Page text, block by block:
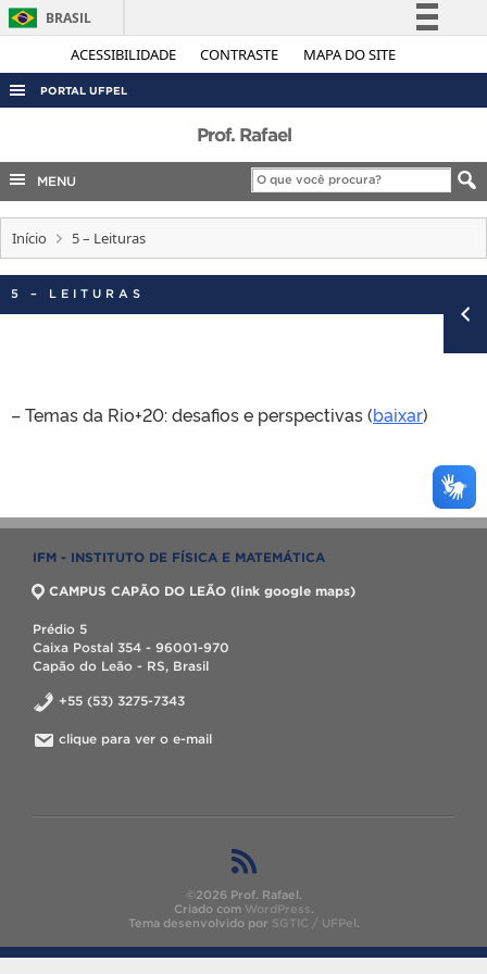
ACESSIBILIDADE CONTRASTE MAPA DO SITE
BRASIL
Simplifique!
Legislação
Canais
PORTAL UFPEL
AUDITORIA
COBALTO
CONCURSOS
EDITAIS
INTERNACIONAL
TELEFONES
Prof. Rafael
MENU
Início 5 – Leituras
5 – LEITURAS
– Temas da Rio+20: desafios e perspectivas (baixar)
IFM - INSTITUTO DE FÍSICA E MATEMÁTICA
CAMPUS CAPÃO DO LEÃO (link google maps)
Prédio 5
Caixa Postal 354 - 96001-970
Capão do Leão - RS, Brasil
+55 (53) 3275-7343
clique para ver o e-mail
©2026 Prof. Rafael.
Criado com WordPress.
Tema desenvolvido por SGTIC / UFPel.